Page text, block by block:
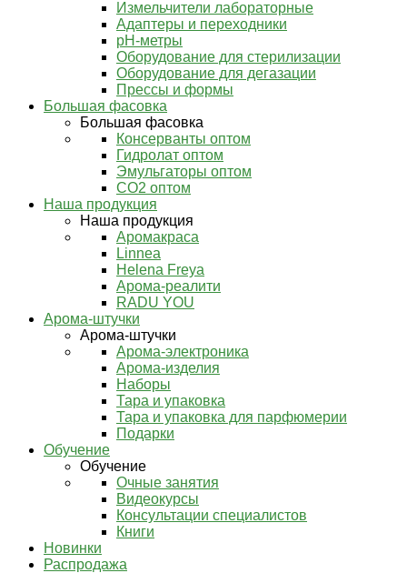
Измельчители лабораторные
Адаптеры и переходники
pH-метры
Оборудование для стерилизации
Оборудование для дегазации
Прессы и формы
Большая фасовка
Большая фасовка
Консерванты оптом
Гидролат оптом
Эмульгаторы оптом
СО2 оптом
Наша продукция
Наша продукция
Аромакраса
Linnea
Helena Freya
Арома-реалити
RADU YOU
Арома-штучки
Арома-штучки
Арома-электроника
Арома-изделия
Наборы
Тара и упаковка
Тара и упаковка для парфюмерии
Подарки
Обучение
Обучение
Очные занятия
Видеокурсы
Консультации специалистов
Книги
Новинки
Распродажа